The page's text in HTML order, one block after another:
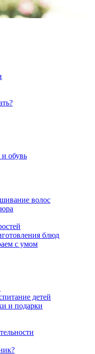
обувь
волос
блюд
с умом
детей
и подарки